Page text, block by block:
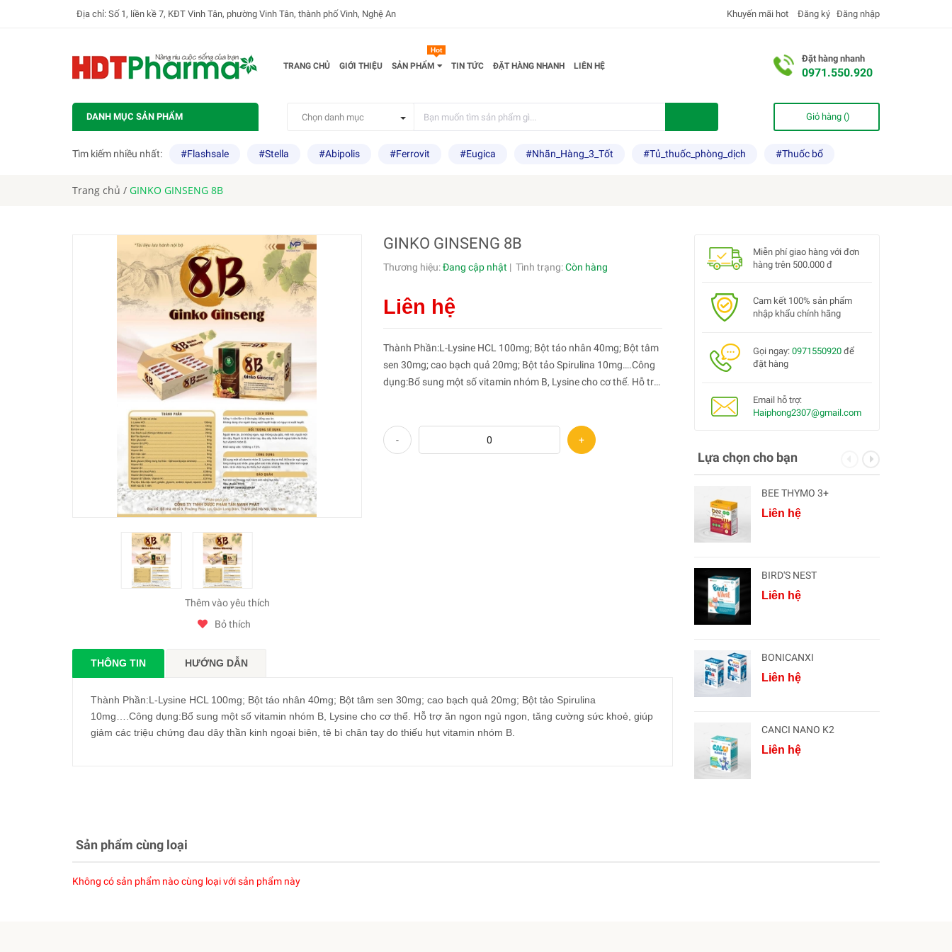
Địa chỉ: Số 1, liền kề 7, KĐT Vinh Tân, phường Vinh Tân, thành phố Vinh, Nghệ An Đăng ký Đăng nhập
Khuyến mãi hot
TRANG CHỦ GIỚI THIỆU SẢN PHẨM
Hot
TIN TỨC ĐẶT HÀNG NHANH LIÊN HỆ
Đặt hàng nhanh
0971.550.920
DANH MỤC SẢN PHẨM Chọn danh mục Giỏ hàng ()
Tìm kiếm nhiều nhất: #Flashsale #Stella #Abipolis #Ferrovit #Eugica #Nhãn_Hàng_3_Tốt #Tủ_thuốc_phòng_dịch #Thuốc bổ
Trang chủ / GINKO GINSENG 8B
Thêm vào yêu thích
Bỏ thích
GINKO GINSENG 8B
Thương hiệu:Đang cập nhật | Tình trạng:Còn hàng
Liên hệ
Thành Phần:L-Lysine HCL 100mg; Bột táo nhân 40mg; Bột tâm
sen 30mg; cao bạch quả 20mg; Bột tảo Spirulina 10mg….Công
dụng:Bổ sung một số vitamin nhóm B, Lysine cho cơ thể. Hỗ trợ
- +
THÔNG TIN HƯỚNG DẪN
Thành Phần:L-Lysine HCL 100mg; Bột táo nhân 40mg; Bột tâm sen 30mg; cao bạch quả 20mg; Bột tảo Spirulina
10mg….Công dụng:Bổ sung một số vitamin nhóm B, Lysine cho cơ thể. Hỗ trợ ăn ngon ngủ ngon, tăng cường sức khoẻ, giúp
giảm các triệu chứng đau dây thần kinh ngoại biên, tê bì chân tay do thiếu hụt vitamin nhóm B.
Miễn phí giao hàng với đơn
hàng trên 500.000 đ
Cam kết 100% sản phẩm
nhập khẩu chính hãng
Gọi ngay: 0971550920 để
đặt hàng
Email hỗ trợ:
Haiphong2307@gmail.com
Lựa chọn cho bạn
BEE THYMO 3+
Liên hệ
BIRD'S NEST
Liên hệ
BONICANXI
Liên hệ
CANCI NANO K2
Liên hệ
Sản phẩm cùng loại
Không có sản phẩm nào cùng loại với sản phẩm này